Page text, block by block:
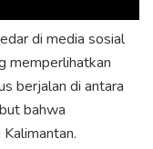
di media sosial
memperlihatkan
berjalan di antara
bahwa